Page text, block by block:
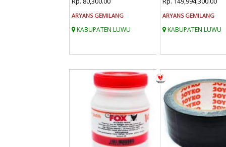
ARYANS GEMILANG
KABUPATEN LUWU
ARYANS GEMILANG
KABUPATEN LUWU